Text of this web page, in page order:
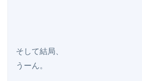
そして結局、
うーん。